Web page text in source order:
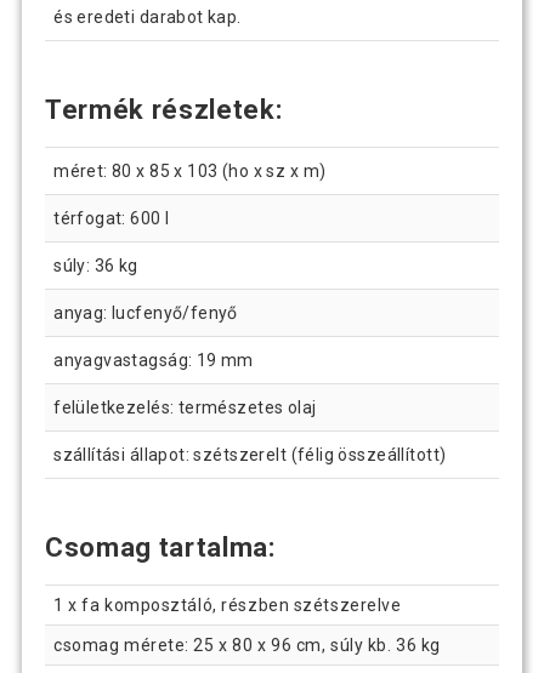
és eredeti darabot kap.
Termék részletek:
méret: 80 x 85 x 103 (ho x sz x m)
térfogat: 600 l
súly: 36 kg
anyag: lucfenyő/fenyő
anyagvastagság: 19 mm
felületkezelés: természetes olaj
szállítási állapot: szétszerelt (félig összeállított)
Csomag tartalma:
1 x fa komposztáló, részben szétszerelve
csomag mérete: 25 x 80 x 96 cm, súly kb. 36 kg